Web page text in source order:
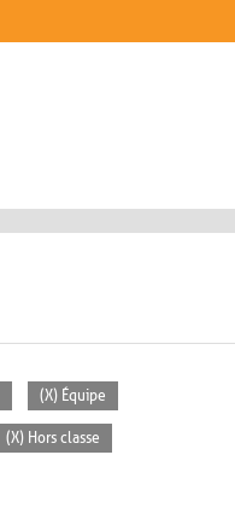
(X) Équipe
(X) Hors classe